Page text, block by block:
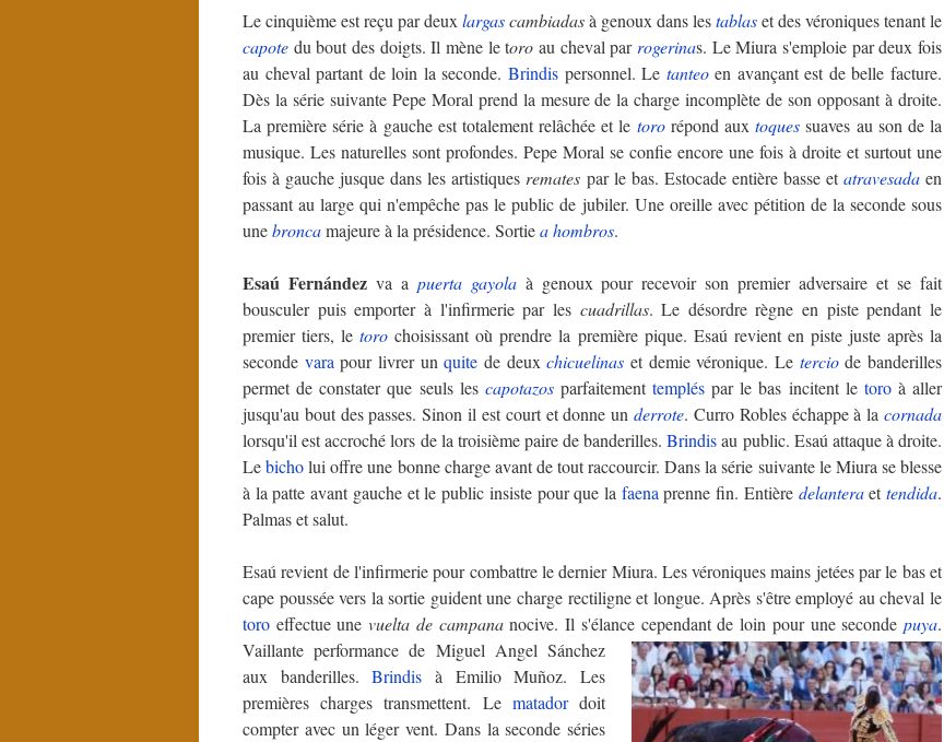
Le cinquième est reçu par deux largascambiadasà genoux dans lestablaset des véroniques tenant le
capote du bout des doigts. Il mène le toro au cheval par rogerinas. Le Miura s'emploie par deux fois
au cheval partant de loin la seconde. Brindispersonnel. Le tanteoen avançant est de belle facture.
Dès la série suivante Pepe Moral prend la mesure de la charge incomplète de son opposant à droite.
La première série à gauche est totalement relâchée et le tororépond auxtoques suaves au son de la
musique. Les naturelles sont profondes. Pepe Moral se confie encore une fois à droite et surtout une
fois à gauche jusque dans les artistiques remates par le bas. Estocade entière basse etatravesadaen
passant au large qui n'empêche pas le public de jubiler. Une oreille avec pétition de la seconde sous
unebroncamajeure à la présidence. Sortiea hombros.
Esaú Fernándezva a puerta gayolaà genoux pour recevoir son premier adversaire et se fait
bousculer puis emporter à l'infirmerie par les cuadrillas. Le désordre règne en piste pendant le
premier tiers, letoro choisissant où prendre la première pique. Esaú revient en piste juste après la
seconde vara pour livrer unquite de deuxchicuelinas et demie véronique. Le terciode banderilles
permet de constater que seuls les capotazosparfaitement templés par le bas incitent le toroà aller
jusqu'au bout des passes. Sinon il est court et donne underrote. Curro Robles échappe à lacornada
lorsqu'il est accroché lors de la troisième paire de banderilles.Brindisau public. Esaú attaque à droite.
Lebicholui offre une bonne charge avant de tout raccourcir. Dans la série suivante le Miura se blesse
à la patte avant gauche et le public insiste pour que la faena prenne fin. Entière delanteraettendida.
Palmas et salut.
Esaú revient de l'infirmerie pour combattre le dernier Miura. Les véroniques mains jetées par le bas et
cape poussée vers la sortie guident une charge rectiligne et longue. Après s'être employé au cheval le
toro effectue unevuelta de campananocive. Il s'élance cependant de loin pour une secondepuya.
Vaillante performance de Miguel Angel Sánchez
aux banderilles.Brindis à Emilio Muñoz. Les
premières charges transmettent. Le matadordoit
compter avec un léger vent. Dans la seconde séries